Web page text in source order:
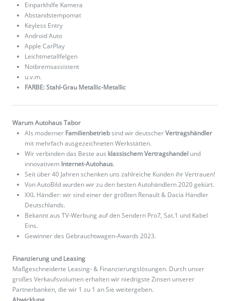
Einparkhilfe Kamera
Abstandstempomat
Keyless Entry
Android Auto
Apple CarPlay
Leichtmetallfelgen
Notbremsassistent
u.v.m.
FARBE: Stahl-Grau Metallic-Metallic
Warum Autohaus Tabor
Als moderner Familienbetriebsind wir deutscherVertragshändler
mit mehrfach ausgezeichneten Werkstätten.
Wir verbinden das Beste aus klassischem Vertragshandel und
innovativem Internet-Autohaus.
Seit über 40 Jahren schenken uns zahlreiche Kunden ihr Vertrauen!
Von AutoBild wurden wir zu den besten Autohändlern 2020 gekürt.
XXL Händler: wir sind einer der größten Renault & Dacia Händler
Deutschlands.
Bekannt aus TV-Werbung auf den Sendern Pro7, Sat.1 und Kabel
Eins.
Gewinner des Gebrauchtwagen-Awards 2023.
Finanzierung und Leasing
Maßgeschneiderte Leasing- & Finanzierungslösungen. Durch unser
großes Verkaufsvolumen erhalten wir niedrigste Zinsen unserer
Partnerbanken, die wir 1 zu 1 an Sie weitergeben.